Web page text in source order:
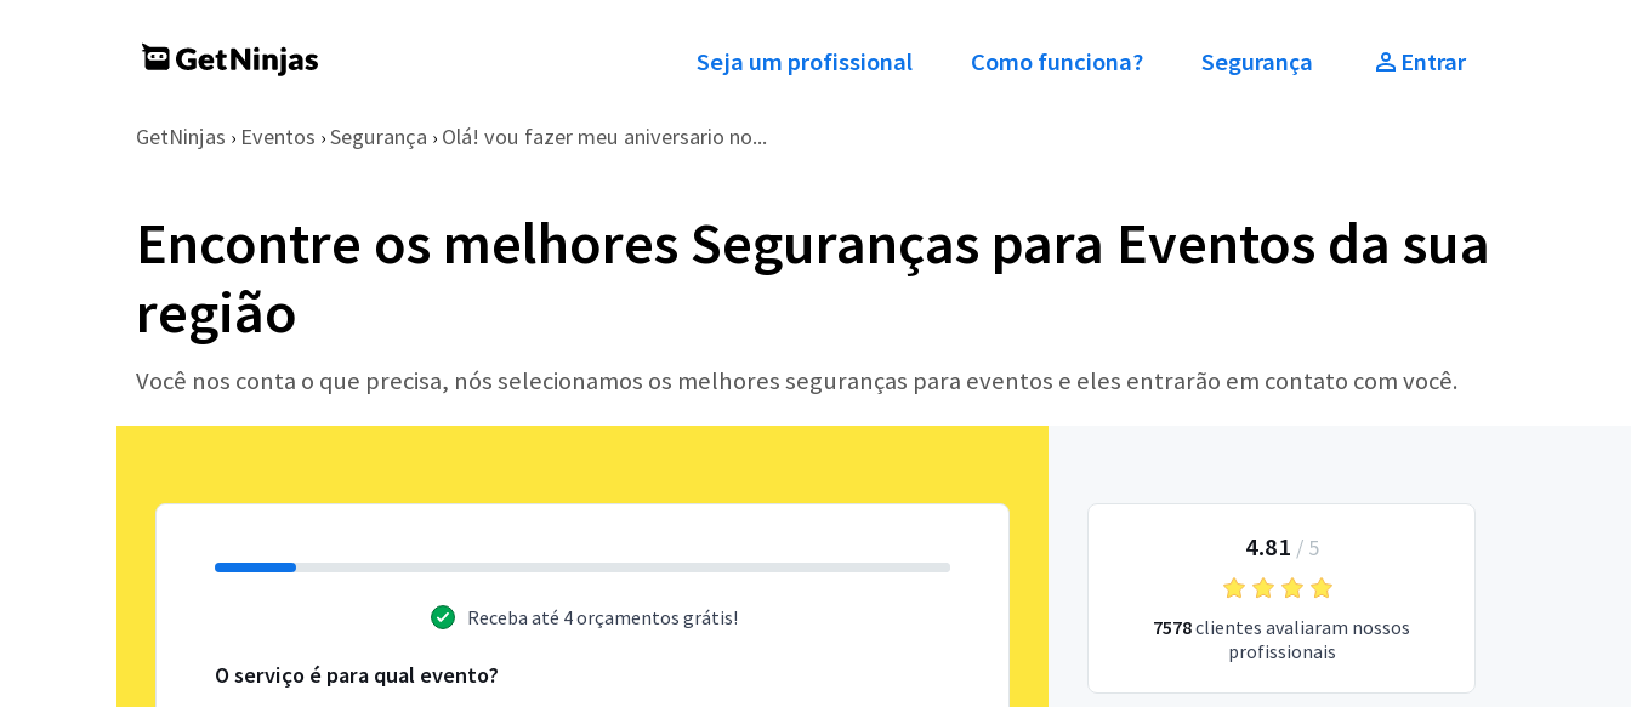
Seja um profissional Como funciona? Segurança Entrar
GetNinjas › Eventos › Segurança › Olá! vou fazer meu aniversario no...
Encontre os melhores Seguranças para Eventos da sua
região
Você nos conta o que precisa, nós selecionamos os melhores seguranças para eventos e eles entrarão em contato com você.
Receba até 4 orçamentos grátis!
O serviço é para qual evento?
4.81 / 5
7578clientes avaliaram nossos
profissionais